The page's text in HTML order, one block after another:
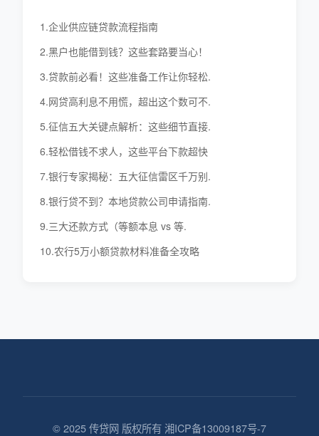
1.企业供应链贷款流程指南
2.黑户也能借到钱？这些套路要当心！
3.贷款前必看！这些准备工作让你轻松.
4.网贷高利息不用慌，超出这个数可不.
5.征信五大关键点解析：这些细节直接.
6.轻松借钱不求人，这些平台下款超快
7.银行专家揭秘：五大征信雷区千万别.
8.银行贷不到？本地贷款公司申请指南.
9.三大还款方式（等额本息 vs 等.
10.农行5万小额贷款材料准备全攻略
© 2025 传贷网 版权所有 湘ICP备13009187号-7